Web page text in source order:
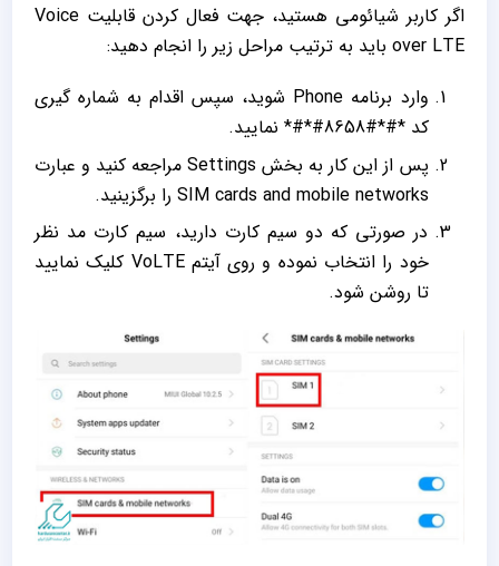
اگر کاربر شیائومی هستید، جهت فعال کردن قابلیت Voice
over LTE باید به ترتیب مراحل زیر را انجام دهید:
وارد برنامه Phone شوید، سپس اقدام به شماره گیری
کد *#*#8658#*#* نمایید‌.
پس از این کار به بخش Settings مراجعه کنید و عبارت
SIM cards and mobile networks را برگزینید.
در صورتی که دو سیم کارت دارید، سیم کارت مد نظر
خود را انتخاب نموده و روی آیتم VoLTE کلیک نمایید
تا روشن شود.